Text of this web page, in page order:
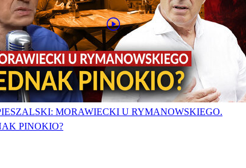
MORAWIECKI U RYMANOWSKIEGO.
PINOKIO?